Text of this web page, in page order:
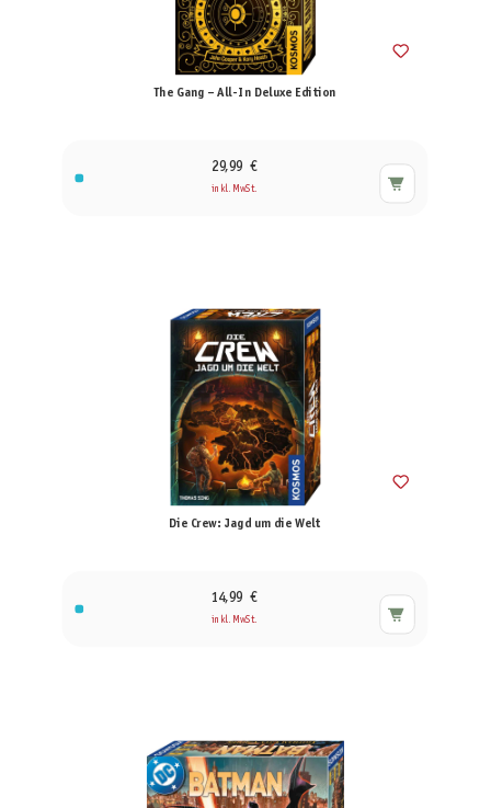
The Gang – All-In Deluxe Edition
29,99 €
inkl. MwSt.
Die Crew: Jagd um die Welt
14,99 €
inkl. MwSt.